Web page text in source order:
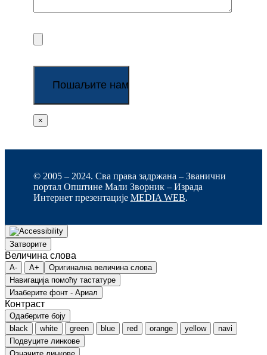
×
© 2005 – 2024. Сва права задржана – Званични
портал Општине Мали Зворник – Израда
Интернет презентације MEDIA WEB.
Затворите
Величина слова
A- A+
Оригинална величина слова
Навигација помоћу тастатуре
Изаберите фонт - Ариал
Контраст
Одаберите боју
black
white green blue red orange yellow
navi
Подвуците линкове